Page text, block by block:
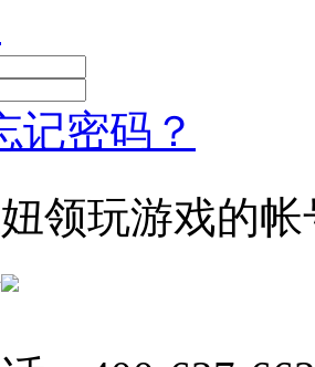
记密码？
领玩游戏的帐